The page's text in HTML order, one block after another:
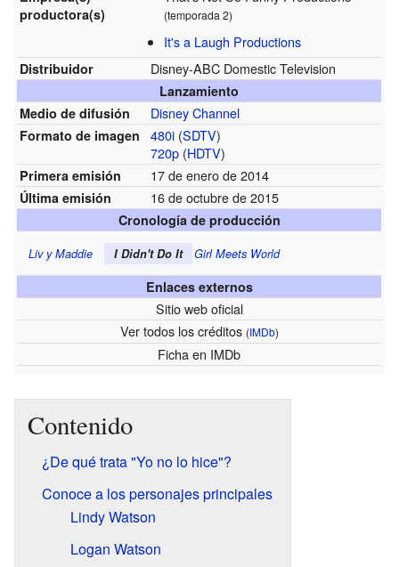
productora(s)
(temporada 2)
It's a Laugh Productions
Distribuidor Disney-ABC Domestic Television
Lanzamiento
Medio de difusión
Disney Channel
Formato de imagen 480i (SDTV)
720p (HDTV)
Primera emisión 17 de enero de 2014
Última emisión 16 de octubre de 2015
Cronología de producción
Liv y Maddie I Didn't Do It Girl Meets World
Enlaces externos
Sitio web oficial
Ver todos los créditos (IMDb)
Fichaen IMDb
Contenido
¿De qué trata "Yo no lo hice"?
Conoce a los personajes principales
Lindy Watson
Logan Watson